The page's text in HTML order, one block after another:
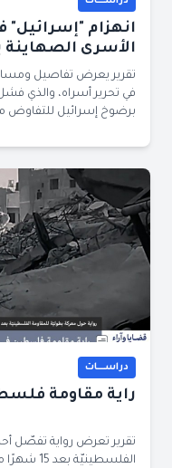
انهزام "إسرائيل"
الأسرى
تقرير يعرض تفاصيل ومسار
في تحرير أسراه، والذي
برضوخ إسرائيل للتفاوض
دراســــات
راية مقاومة
تقرير تعرض رواية تفصّل